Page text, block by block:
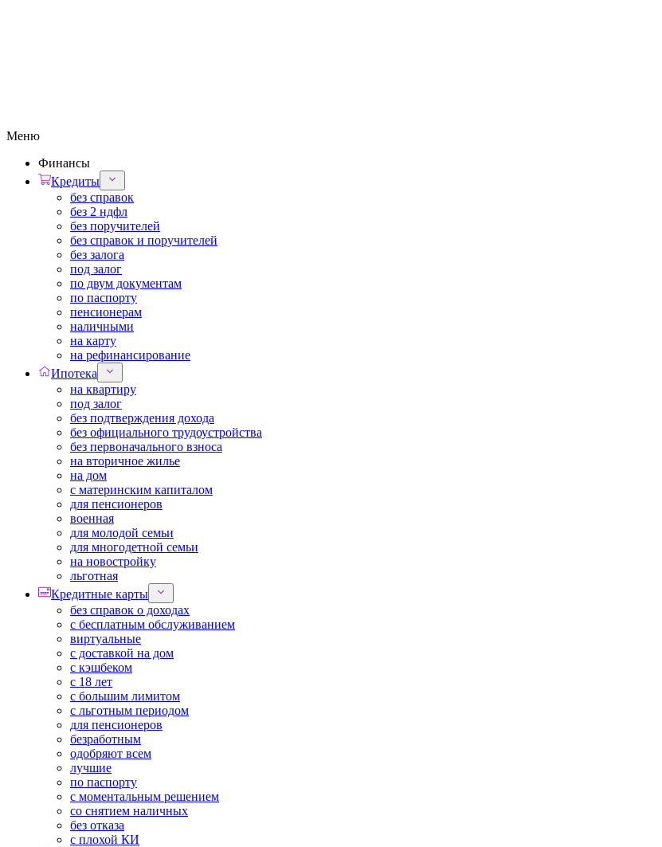
Меню
Финансы
Кредиты
без справок
без 2 ндфл
без поручителей
без справок и поручителей
без залога
под залог
по двум документам
по паспорту
пенсионерам
наличными
на карту
на рефинансирование
Ипотека
на квартиру
под залог
без подтверждения дохода
без официального трудоустройства
без первоначального взноса
на вторичное жилье
на дом
с материнским капиталом
для пенсионеров
военная
для молодой семьи
для многодетной семьи
на новостройку
льготная
Кредитные карты
без справок о доходах
с бесплатным обслуживанием
виртуальные
с доставкой на дом
с кэшбеком
с 18 лет
с большим лимитом
с льготным периодом
для пенсионеров
безработным
одобряют всем
лучшие
по паспорту
с моментальным решением
со снятием наличных
без отказа
с плохой КИ